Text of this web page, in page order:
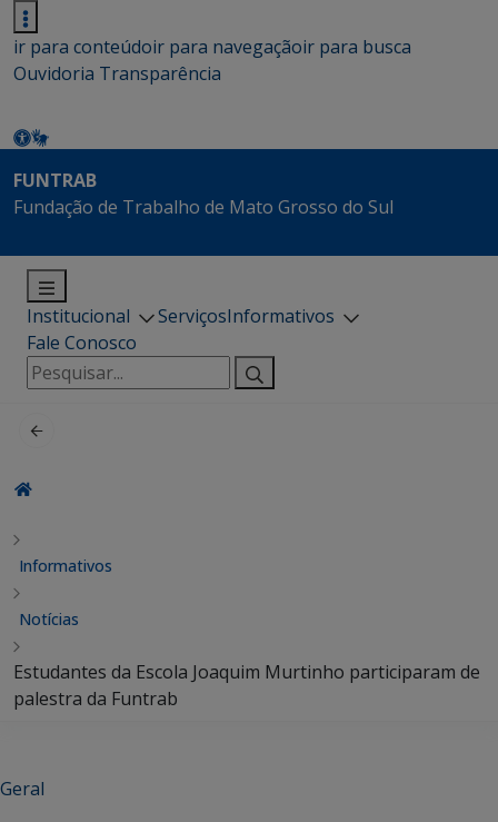
ir para conteúdoir para navegaçãoir para busca
Ouvidoria Transparência
FUNTRAB
Fundação de Trabalho de Mato Grosso do Sul
Institucional ServiçosInformativos
Fale Conosco
Pesquisar
por:
Informativos
Notícias
Estudantes da Escola Joaquim Murtinho participaram de
palestra da Funtrab
Geral